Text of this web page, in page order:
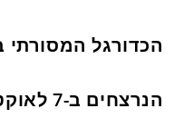
הכדורגל המסורתי
הנרצחים ב-7 לאוקטובר